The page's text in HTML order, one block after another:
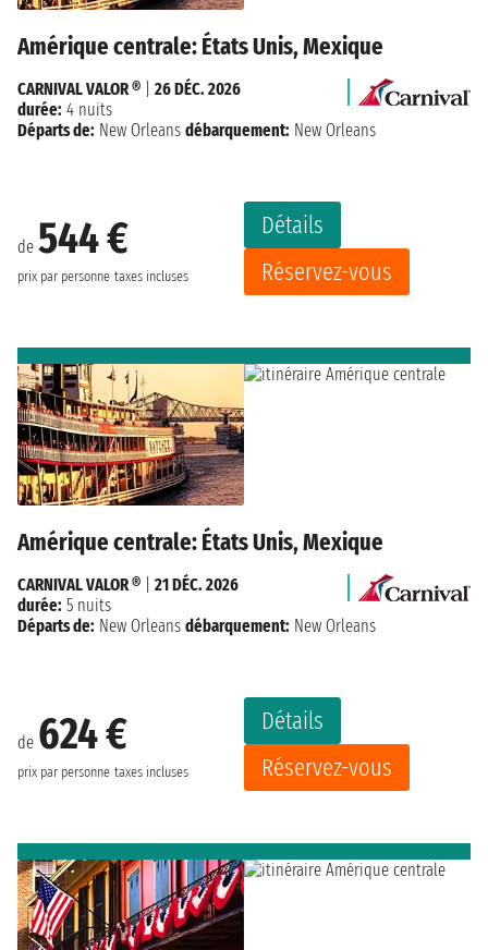
Amérique centrale: États Unis, Mexique
de 544 €
prix par personne taxes incluses
Détails
Réservez-vous
CARNIVAL VALOR ®
26 DÉC. 2026
durée: 4 nuits
Départs de: New Orleans débarquement: New Orleans
Amérique centrale: États Unis, Mexique
de 624 €
prix par personne taxes incluses
Détails
Réservez-vous
CARNIVAL VALOR ®
21 DÉC. 2026
durée: 5 nuits
Départs de: New Orleans débarquement: New Orleans